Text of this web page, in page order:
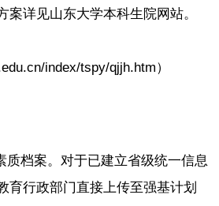
案详见山东大学本科生院网站。
index/tspy/qjjh.htm）
质档案。对于已建立省级统一信息
育行政部门直接上传至强基计划